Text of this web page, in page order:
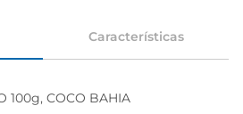
Características
100g, COCO BAHIA